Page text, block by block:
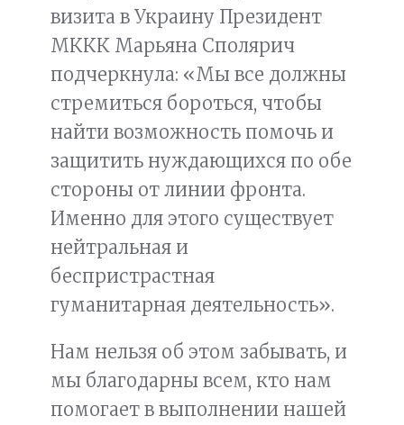
визита в Украину Президент
МККК Марьяна Сполярич
подчеркнула: «Мы все должны
стремиться бороться, чтобы
найти возможность помочь и
защитить нуждающихся по обе
стороны от линии фронта.
Именно для этого существует
нейтральная и
беспристрастная
гуманитарная деятельность».
Нам нельзя об этом забывать, и
мы благодарны всем, кто нам
помогает в выполнении нашей